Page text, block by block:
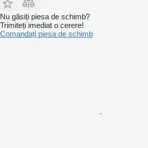
Nu găsiți piesa de schimb?
Trimiteți imediat o cerere!
Comandați piesa de schimb